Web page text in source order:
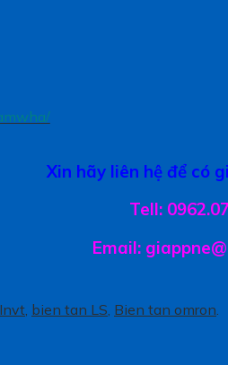
Xin hãy liên hệ để có
Tell:
Email:
bien tan LS Bien tan omron